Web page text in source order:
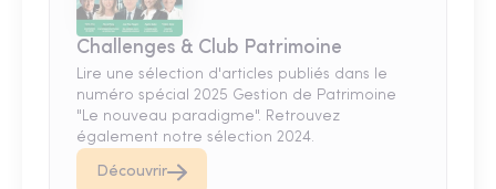
Challenges & Club Patrimoine
Lire une sélection d'articles publiés dans le
numéro spécial 2025 Gestion de Patrimoine
"Le nouveau paradigme". Retrouvez
également notre sélection 2024.
Découvrir